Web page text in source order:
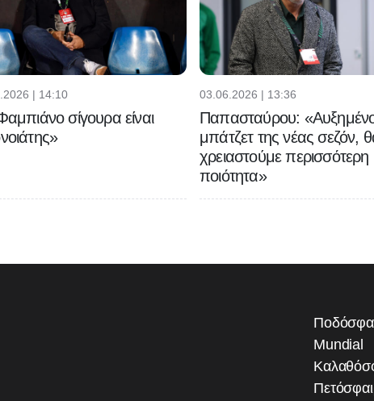
| 14:10
σίγουρα είναι
03.06.2026 | 13:36
Παπασταύρου:
μπάτζετ της νέας σεζόν,
χρειαστούμε περισσότερη
ποιότητα»
Mundial